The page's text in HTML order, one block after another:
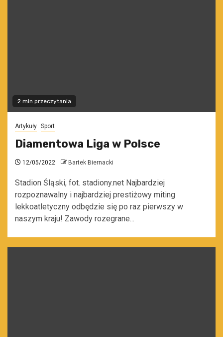
2 min przeczytania
Artykuły Sport
Diamentowa Liga w Polsce
12/05/2022 Bartek Biernacki
Stadion Śląski, fot. stadiony.net Najbardziej
rozpoznawalny i najbardziej prestiżowy miting
lekkoatletyczny odbędzie się po raz pierwszy w
naszym kraju! Zawody rozegrane...